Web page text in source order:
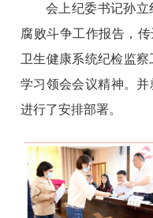
会上纪委书记孙立
腐败斗争工作报告，
卫生健康系统纪检监
学习领会会议精神。
进行了安排部署。